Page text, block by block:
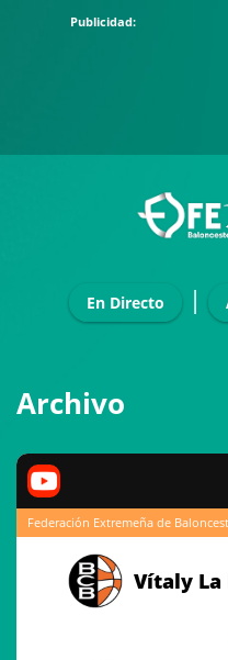
En Directo |
Archivo
Federación Extremeña de
Vítaly La